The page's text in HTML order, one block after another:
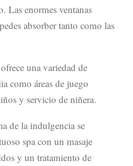
Las enormes ventanas
absorber tanto como las
una variedad de
como áreas de juego
y servicio de niñera.
de la indulgencia se
spa con un masaje
y un tratamiento de